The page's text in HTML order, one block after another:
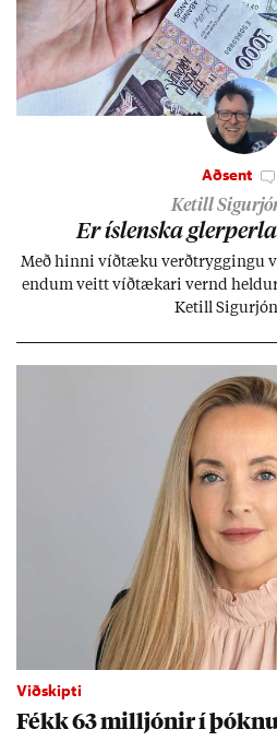
Aðsent
Ketill
Er ís­lenska
Með hinni víð­tæku verð­trygg­ingu
end­um veitt víð­tæk­ari vernd held­ur
Ketill
Viðskipti
Fékk 63 millj­ón­ir í